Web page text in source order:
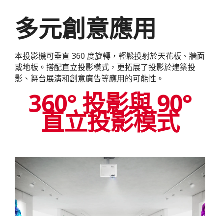
多元創意應用
本投影機可垂直 360 度旋轉，輕鬆投射於天花板、牆面
或地板。搭配直立投影模式，更拓展了投影於建築投
影、舞台展演和創意廣告等應用的可能性。
360° 投影與 90°
直立投影模式